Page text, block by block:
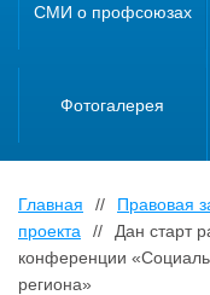
СМИ о профсоюзах
Фотогалерея
Главная // Правовая
проекта
//
Дан старт
конференции
региона»